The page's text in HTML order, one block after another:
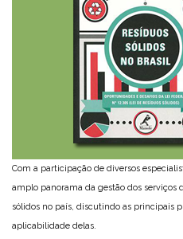
Com a participação de diversos
amplo panorama da gestão dos serviços
sólidos no país, discutindo as principais
aplicabilidade delas.